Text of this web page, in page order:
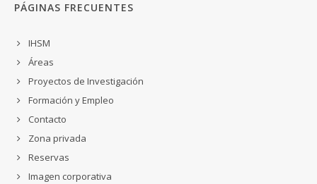
PÁGINAS FRECUENTES
IHSM
Áreas
Proyectos de Investigación
Formación y Empleo
Contacto
Zona privada
Reservas
Imagen corporativa